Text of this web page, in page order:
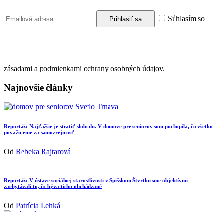
Súhlasím so
zásadami a podmienkami ochrany osobných údajov.
Najnovšie články
Reportáž: Najťažšie je stratiť slobodu. V domove pre seniorov som pochopila, čo všetko
považujeme za samozrejmosť
Od Rebeka Rajtarová
Reportáž: V ústave sociálnej starostlivosti v Spišskom Štvrtku sme objektívmi
zachytávali to, čo býva ticho obchádzané
Od Patrícia Lehká